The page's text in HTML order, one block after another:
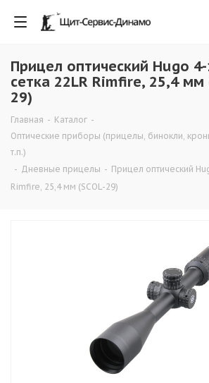
Прицел оптический Hugo
сетка 22LR Rimfire, 25,4 мм
29)
Главная - Каталог -
Оптические приборы (прицелы, бинокли,
т.п.)
- Дневные прицелы - Прицел оптический
Rimfire, 25,4 мм (SCOL-29)